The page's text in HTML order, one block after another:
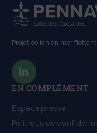
Projet éolien en mer
EN COMPLÉMENT
Espace presse
Politique de